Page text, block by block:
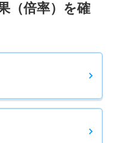
教科型
664人 110人 67.20
薦型公募制
（倍率）を確